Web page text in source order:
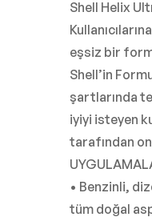
Shell Helix
eşsiz bir
Shell’in
şartlarında
iyiyi isteyen
tarafından
• Benzinli,
tüm doğal